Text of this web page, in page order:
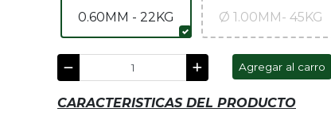
0.60MM - 22KG Ø 1.00MM- 45KG
Agregar al carro
CARACTERISTICAS DEL PRODUCTO